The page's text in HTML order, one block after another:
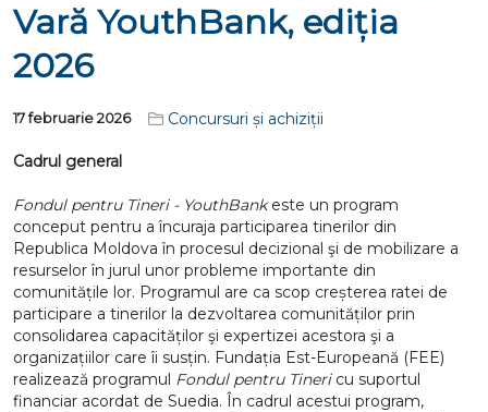
Vară YouthBank, ediția
2026
17 februarie 2026 Concursuri și achiziții
Cadrul general
Fondul pentru Tineri - YouthBankeste un program
conceput pentru a încuraja participarea tinerilor din
Republica Moldova în procesul decizional şi de mobilizare a
resurselor în jurul unor probleme importante din
comunitățile lor. Programul are ca scop creșterea ratei de
participare a tinerilor la dezvoltarea comunităților prin
consolidarea capacităților şi expertizei acestora şi a
organizațiilor care îi susțin. Fundația Est-Europeană (FEE)
realizează programul Fondul pentru Tinericu suportul
financiar acordat de Suedia. În cadrul acestui program,